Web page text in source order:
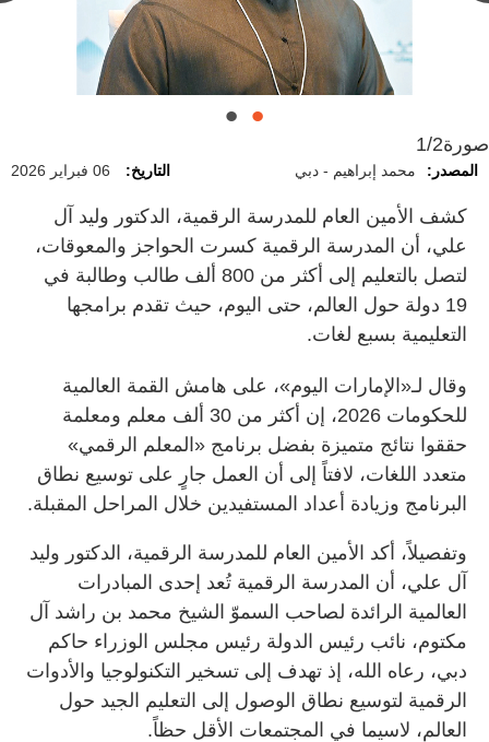
صورة1/2
المصدر: محمد إبراهيم - دبي التاريخ: 06 فبراير 2026
كشف الأمين العام للمدرسة الرقمية، الدكتور وليد آل
علي، أن المدرسة الرقمية كسرت الحواجز والمعوقات،
لتصل بالتعليم إلى أكثر من 800 ألف طالب وطالبة في
19 دولة حول العالم، حتى اليوم، حيث تقدم برامجها
التعليمية بسبع لغات.
وقال لـ«الإمارات اليوم»، على هامش القمة العالمية
للحكومات 2026، إن أكثر من 30 ألف معلم ومعلمة
حققوا نتائج متميزة بفضل برنامج «المعلم الرقمي»
متعدد اللغات، لافتاً إلى أن العمل جارٍ على توسيع نطاق
البرنامج وزيادة أعداد المستفيدين خلال المراحل المقبلة.
وتفصيلاً، أكد الأمين العام للمدرسة الرقمية، الدكتور وليد
آل علي، أن المدرسة الرقمية تُعد إحدى المبادرات
العالمية الرائدة لصاحب السموّ الشيخ محمد بن راشد آل
مكتوم، نائب رئيس الدولة رئيس مجلس الوزراء حاكم
دبي، رعاه الله، إذ تهدف إلى تسخير التكنولوجيا والأدوات
الرقمية لتوسيع نطاق الوصول إلى التعليم الجيد حول
العالم، لاسيما في المجتمعات الأقل حظاً.